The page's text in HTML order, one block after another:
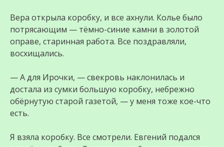
Вера открыла коробку, и все ахнули. Колье было
потрясающим — тёмно-синие камни в золотой
оправе, старинная работа. Все поздравляли,
восхищались.
— А для Ирочки, — свекровь наклонилась и
достала из сумки большую коробку, небрежно
обёрнутую старой газетой, — у меня тоже кое-что
есть.
Я взяла коробку. Все смотрели. Евгений подался